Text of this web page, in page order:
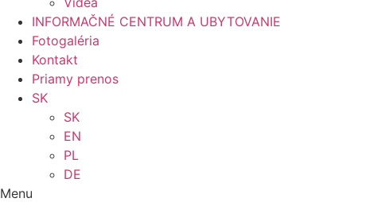
INFORMAČNÉ CENTRUM A UBYTOVANIE
Fotogaléria
Kontakt
Priamy prenos
SK
SK
EN
PL
DE
Menu